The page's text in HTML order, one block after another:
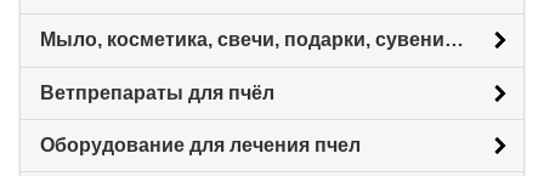
Мыло, косметика, свечи, подарки, сувениры.
Ветпрепараты для пчёл
Оборудование для лечения пчел